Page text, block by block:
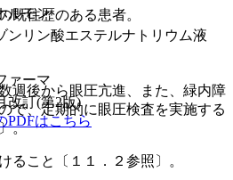
既往歴のある患者。
週後から眼圧亢進、また、緑内障
で、定期的に眼圧検査を実施する
。
こと〔１１．２参照〕。
ルモン
ンリン酸エステルナトリウム液
ァーマ
改訂(第2版)
PDFはこちら